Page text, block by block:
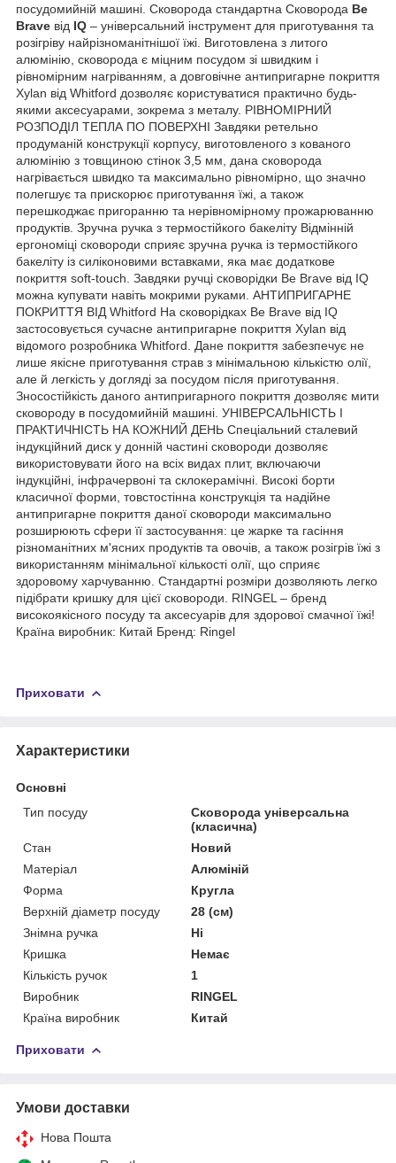
посудомийній машині. Сковорода стандартна Сковорода Be
Brave від IQ – універсальний інструмент для приготування та
розігріву найрізноманітнішої їжі. Виготовлена ​​з литого
алюмінію, сковорода є міцним посудом зі швидким і
рівномірним нагріванням, а довговічне антипригарне покриття
Xylan від Whitford дозволяє користуватися практично будь-
якими аксесуарами, зокрема з металу. РІВНОМІРНИЙ
РОЗПОДІЛ ТЕПЛА ПО ПОВЕРХНІ Завдяки ретельно
продуманій конструкції корпусу, виготовленого з кованого
алюмінію з товщиною стінок 3,5 мм, дана сковорода
нагрівається швидко та максимально рівномірно, що значно
полегшує та прискорює приготування їжі, а також
перешкоджає пригоранню та нерівномірному прожарюванню
продуктів. Зручна ручка з термостійкого бакеліту Відмінній
ергономіці сковороди сприяє зручна ручка із термостійкого
бакеліту із силіконовими вставками, яка має додаткове
покриття soft-touch. Завдяки ручці сковорідки Be Brave від IQ
можна купувати навіть мокрими руками. АНТИПРИГАРНЕ
ПОКРИТТЯ ВІД Whitford На сковорідках Be Brave від IQ
застосовується сучасне антипригарне покриття Xylan від
відомого розробника Whitford. Дане покриття забезпечує не
лише якісне приготування страв з мінімальною кількістю олії,
але й легкість у догляді за посудом після приготування.
Зносостійкість даного антипригарного покриття дозволяє мити
сковороду в посудомийній машині. УНІВЕРСАЛЬНІСТЬ І
ПРАКТИЧНІСТЬ НА КОЖНИЙ ДЕНЬ Спеціальний сталевий
індукційний диск у донній частині сковороди дозволяє
використовувати його на всіх видах плит, включаючи
індукційні, інфрачервоні та склокерамічні. Високі борти
класичної форми, товстостінна конструкція та надійне
антипригарне покриття даної сковороди максимально
розширюють сфери її застосування: це жарке та гасіння
різноманітних м'ясних продуктів та овочів, а також розігрів їжі з
використанням мінімальної кількості олії, що сприяє
здоровому харчуванню. Стандартні розміри дозволяють легко
підібрати кришку для цієї сковороди. RINGEL – бренд
високоякісного посуду та аксесуарів для здорової смачної їжі!
Країна виробник: Китай Бренд: Ringel
Приховати
Характеристики
Основні
Тип посуду
Сковорода універсальна
(класична)
Стан
Новий
Матеріал
Алюміній
Форма
Кругла
Верхній діаметр посуду
28 (см)
Знімна ручка
Ні
Кришка
Немає
Кількість ручок
1
Виробник
RINGEL
Країна виробник
Китай
Приховати
Умови доставки
Нова Пошта